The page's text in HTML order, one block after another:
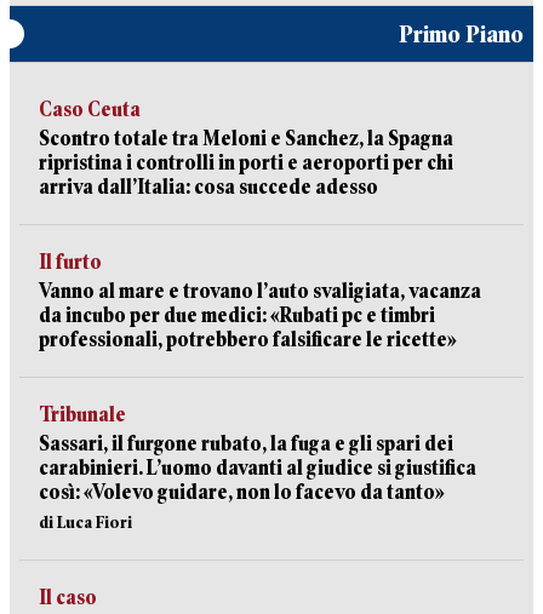
Primo Piano
Caso Ceuta
Scontro totale tra Meloni e Sanchez, la Spagna
ripristina i controlli in porti e aeroporti per chi
arriva dall’Italia: cosa succede adesso
Il furto
Vanno al mare e trovano l’auto svaligiata, vacanza
da incubo per due medici: «Rubati pc e timbri
professionali, potrebbero falsificare le ricette»
Tribunale
Sassari, il furgone rubato, la fuga e gli spari dei
carabinieri. L’uomo davanti al giudice si giustifica
così: «Volevo guidare, non lo facevo da tanto»
di Luca Fiori
Il caso